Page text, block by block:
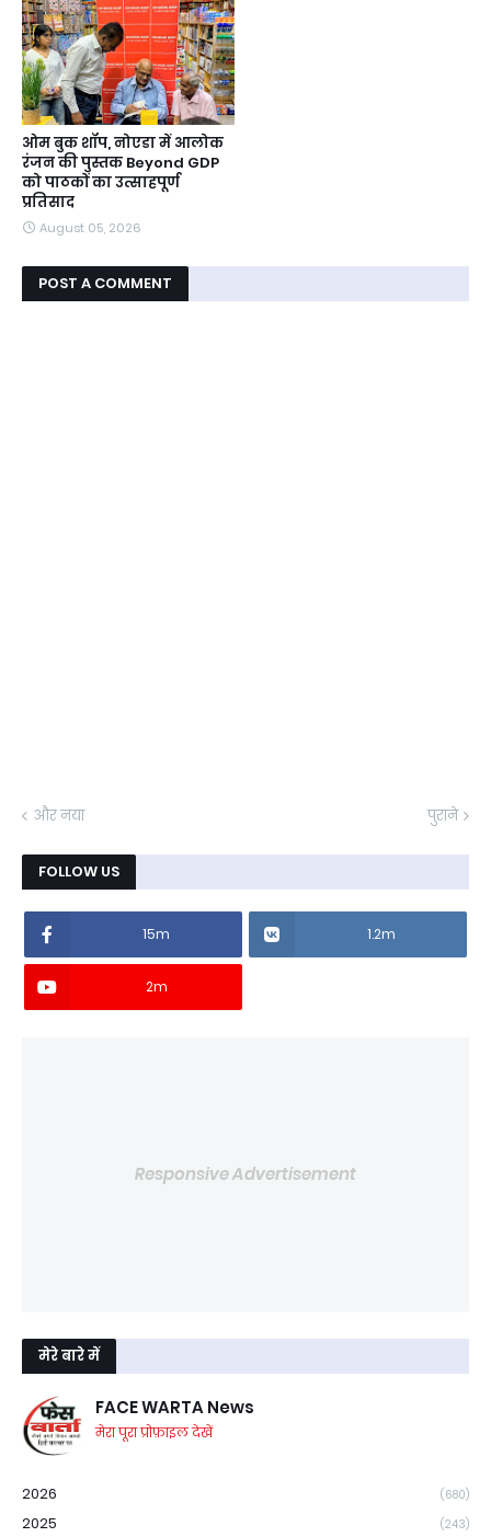
ओम बुक शॉप, नोएडा में आलोक
रंजन की पुस्तक Beyond GDP
को पाठकों का उत्साहपूर्ण
प्रतिसाद
August 05, 2026
POST A COMMENT
और नया पुराने
FOLLOW US
15m 1.2m
2m
Responsive Advertisement
मेरे बारे में
FACE WARTA News
मेरा पूरा प्रोफ़ाइल देखें
2026 (680)
2025 (243)